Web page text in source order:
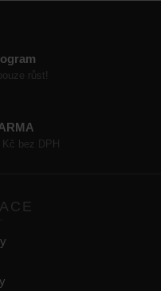
růst!
bez DPH